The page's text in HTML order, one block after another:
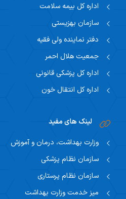
اداره کل بیمه سلامت
سازمان بهزیستی
دفتر نماینده ولی فقیه
جمعیت هلال احمر
اداره کل پزشکی قانونی
اداره کل انتقال خون
لینک های مفید
وزارت بهداشت، درمان و آموزش
سازمان نظام پزشکی
سازمان نظام پرستاری
میز خدمت وزارت بهداشت